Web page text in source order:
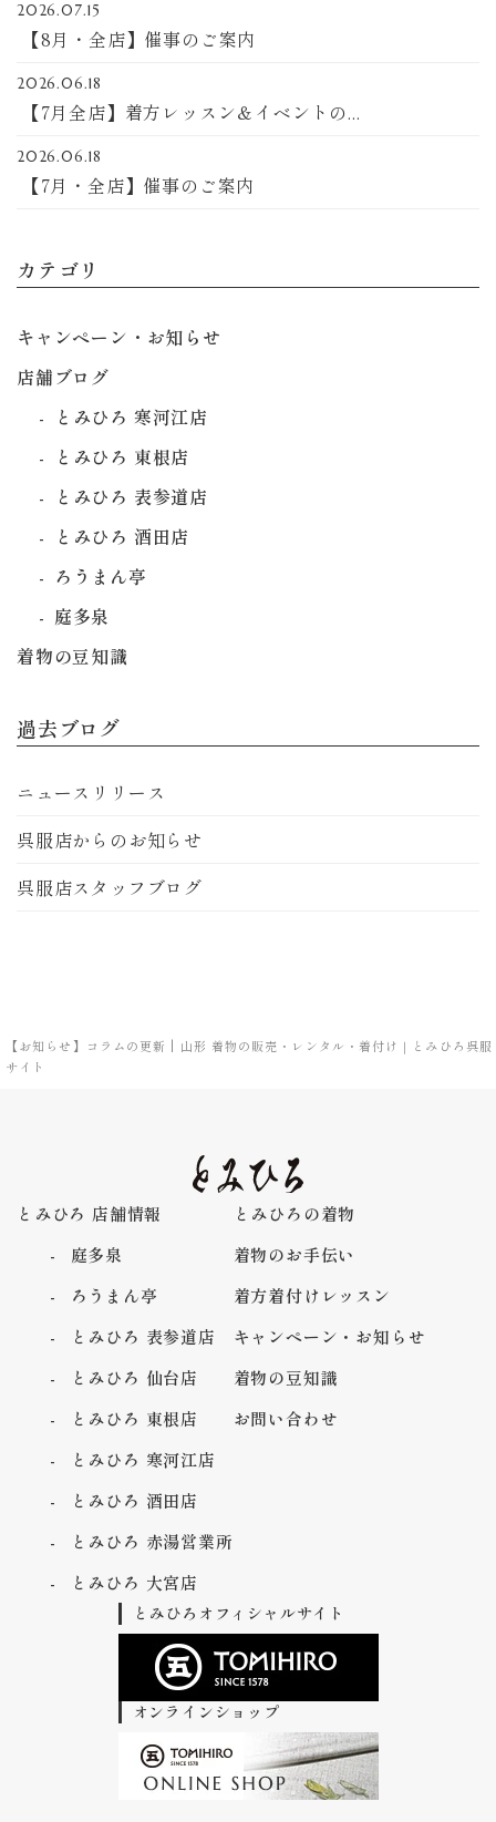
【お知らせ】コラムの更新 | 山形 着物の販売・レンタル・着付け｜とみひろ呉服
サイト
2026.07.15
【8月・全店】催事のご案内
2026.06.18
【7月全店】着方レッスン＆イベントの...
2026.06.18
【7月・全店】催事のご案内
カテゴリ
キャンペーン・お知らせ
店舗ブログ
とみひろ 寒河江店
とみひろ 東根店
とみひろ 表参道店
とみひろ 酒田店
ろうまん亭
庭多泉
着物の豆知識
過去ブログ
ニュースリリース
呉服店からのお知らせ
呉服店スタッフブログ
とみひろオフィシャルサイト
オンラインショップ
とみひろ 店舗情報
庭多泉
ろうまん亭
とみひろ 表参道店
とみひろ 仙台店
とみひろ 東根店
とみひろ 寒河江店
とみひろ 酒田店
とみひろ 赤湯営業所
とみひろ 大宮店
とみひろの着物
着物のお手伝い
着方着付けレッスン
キャンペーン・お知らせ
着物の豆知識
お問い合わせ